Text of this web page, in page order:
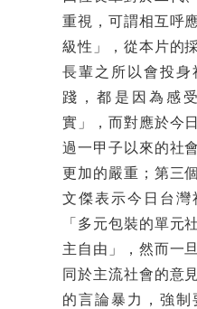
重視，可謂相互呼
級性」，從本片的
長輩之所以會投身
踐，都是因為感
實」，而對應於今
過一甲子以來的社
更加的嚴重；第三
文傑表示今日台灣
「多元包裝的單元
主自由」，然而一
同於主流社會的意
的言論暴力，強